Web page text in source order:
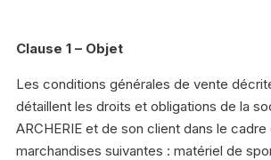
Clause 1 – Objet
Les conditions générales de vente
détaillent les droits et obligations de la
ARCHERIE et de son client dans le
marchandises suivantes : matériel de